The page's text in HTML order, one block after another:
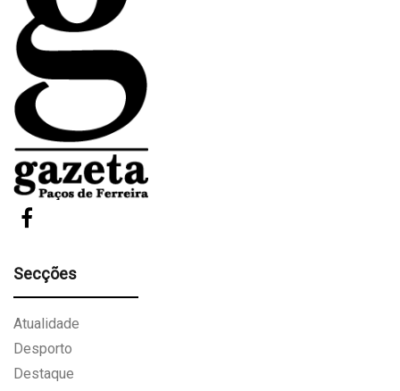
Secções
Atualidade
Desporto
Destaque